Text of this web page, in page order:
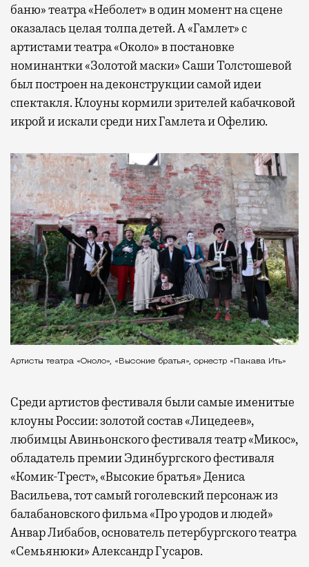
баню» театра «Неболет» в один момент на сцене
оказалась целая толпа детей. А «Гамлет» с
артистами театра «Около» в постановке
номинантки «Золотой маски» Саши Толстошевой
был построен на деконструкции самой идеи
спектакля. Клоуны кормили зрителей кабачковой
икрой и искали среди них Гамлета и Офелию.
Артисты театра «Около», «Высокие братья», оркестр «Пакава Ить»
Среди артистов фестиваля были самые именитые
клоуны России: золотой состав «Лицедеев»,
любимцы Авиньонского фестиваля театр «Микос»,
обладатель премии Эдинбургского фестиваля
«Комик-Трест», «Высокие братья» Дениса
Васильева, тот самый гоголевский персонаж из
балабановского фильма «Про уродов и людей»
Анвар Либабов, основатель петербургского театра
«Семьянюки» Александр Гусаров.